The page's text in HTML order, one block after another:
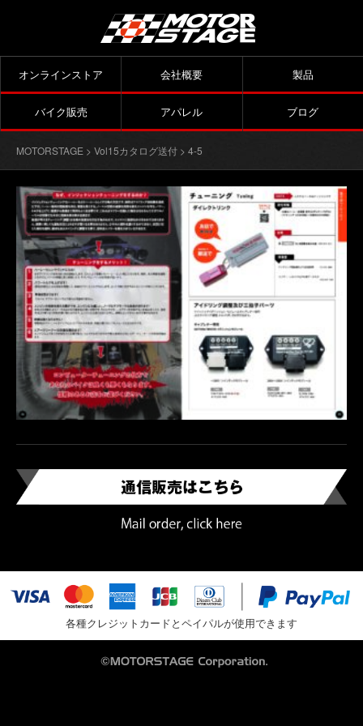
オンラインストア 会社概要 製品
バイク販売 アパレル ブログ
MOTORSTAGE > Vol15カタログ送付 > 4-5
各種クレジットカードとペイパルが使用できます